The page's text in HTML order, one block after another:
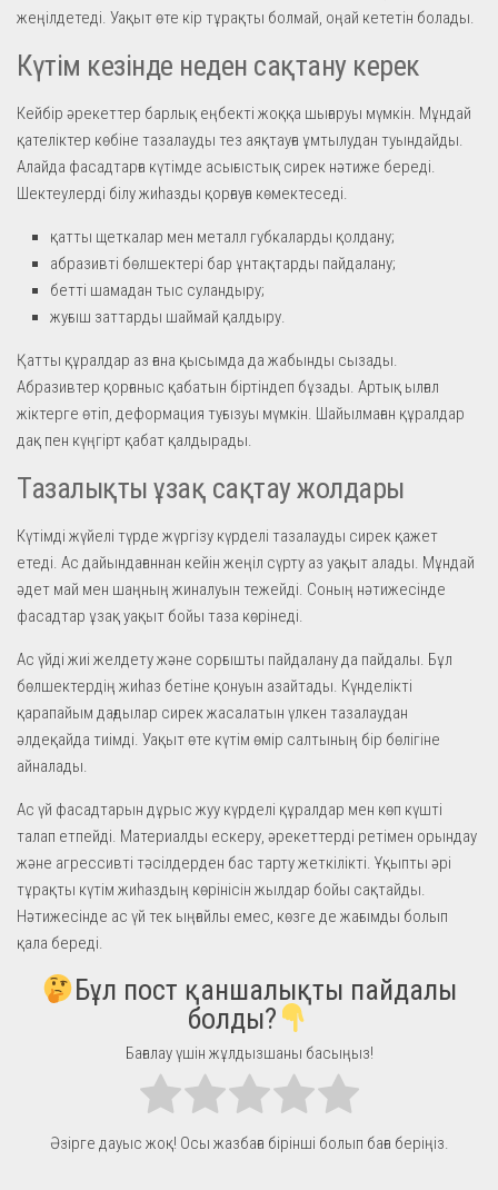
жеңілдетеді. Уақыт өте кір тұрақты болмай, оңай кететін болады.
Күтім кезінде неден сақтану керек
Кейбір әрекеттер барлық еңбекті жоққа шығаруы мүмкін. Мұндай
қателіктер көбіне тазалауды тез аяқтауға ұмтылудан туындайды.
Алайда фасадтарға күтімде асығыстық сирек нәтиже береді.
Шектеулерді білу жиһазды қорғауға көмектеседі.
қатты щеткалар мен металл губкаларды қолдану;
абразивті бөлшектері бар ұнтақтарды пайдалану;
бетті шамадан тыс суландыру;
жуғыш заттарды шаймай қалдыру.
Қатты құралдар аз ғана қысымда да жабынды сызады.
Абразивтер қорғаныс қабатын біртіндеп бұзады. Артық ылғал
жіктерге өтіп, деформация туғызуы мүмкін. Шайылмаған құралдар
дақ пен күңгірт қабат қалдырады.
Тазалықты ұзақ сақтау жолдары
Күтімді жүйелі түрде жүргізу күрделі тазалауды сирек қажет
етеді. Ас дайындағаннан кейін жеңіл сүрту аз уақыт алады. Мұндай
әдет май мен шаңның жиналуын тежейді. Соның нәтижесінде
фасадтар ұзақ уақыт бойы таза көрінеді.
Ас үйді жиі желдету және сорғышты пайдалану да пайдалы. Бұл
бөлшектердің жиһаз бетіне қонуын азайтады. Күнделікті
қарапайым дағдылар сирек жасалатын үлкен тазалаудан
әлдеқайда тиімді. Уақыт өте күтім өмір салтының бір бөлігіне
айналады.
Ас үй фасадтарын дұрыс жуу күрделі құралдар мен көп күшті
талап етпейді. Материалды ескеру, әрекеттерді ретімен орындау
және агрессивті тәсілдерден бас тарту жеткілікті. Ұқыпты әрі
тұрақты күтім жиһаздың көрінісін жылдар бойы сақтайды.
Нәтижесінде ас үй тек ыңғайлы емес, көзге де жағымды болып
қала береді.
Бұл пост қаншалықты пайдалы
болды?
Бағалау үшін жұлдызшаны басыңыз!
Әзірге дауыс жоқ! Осы жазбаға бірінші болып баға беріңіз.